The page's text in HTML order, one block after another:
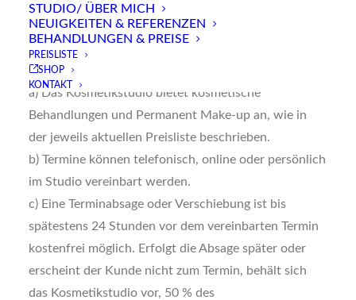
STUDIO/ ÜBER MICH
NEUIGKEITEN & REFERENZEN
BEHANDLUNGEN & PREISE
PREISLISTE
SHOP
KONTAKT
Terminvereinbarung bzw. Inanspruchnahme der
Leistungen akzeptiert der Kunde diese AGB.
2. **Leistungen und Terminvereinbarungen**
a) Das Kosmetikstudio bietet kosmetische
Behandlungen und Permanent Make-up an, wie in
der jeweils aktuellen Preisliste beschrieben.
b) Termine können telefonisch, online oder persönlich
im Studio vereinbart werden.
c) Eine Terminabsage oder Verschiebung ist bis
spätestens 24 Stunden vor dem vereinbarten Termin
kostenfrei möglich. Erfolgt die Absage später oder
erscheint der Kunde nicht zum Termin, behält sich
das Kosmetikstudio vor, 50 % des